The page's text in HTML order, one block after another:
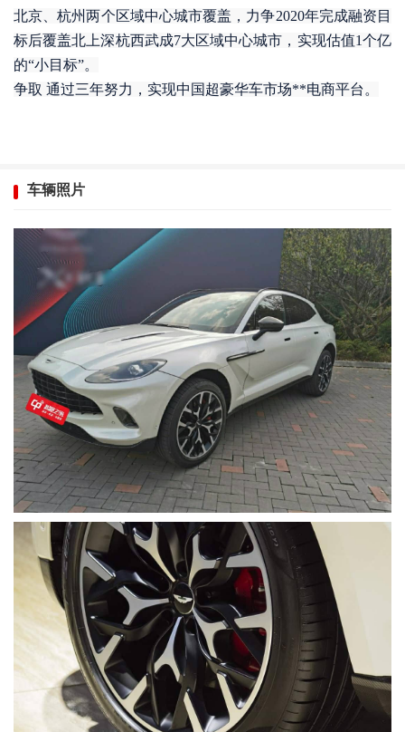
北京、杭州两个区域中心城市覆盖，力争2020年完成融资目
标后覆盖北上深杭西武成7大区域中心城市，实现估值1个亿
的“小目标”。
争取 通过三年努力，实现中国超豪华车市场**电商平台。
车辆照片